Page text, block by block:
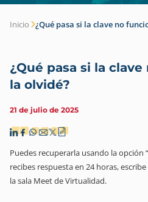
Inicio ¿Qué pasa si la clave no
¿Qué pasa si la
la olvidé?
21 de julio de 2025
Puedes recuperarla usando la opción
recibes respuesta en 24 horas,
la sala Meet de Virtualidad.